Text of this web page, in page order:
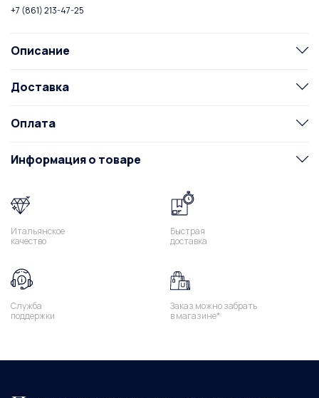
+7 (861) 213-47-25
Описание
Доставка
Оплата
Информация о товаре
Итальянское
качество
Быстрая
доставка
Служба
поддержки
Заказ можно забрать
в магазине*